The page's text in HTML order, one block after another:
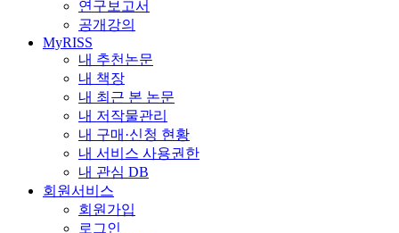
연구보고서
공개강의
MyRISS
내 추천논문
내 책장
내 최근 본 논문
내 저작물관리
내 구매·신청 현황
내 서비스 사용권한
내 관심 DB
회원서비스
회원가입
로그인